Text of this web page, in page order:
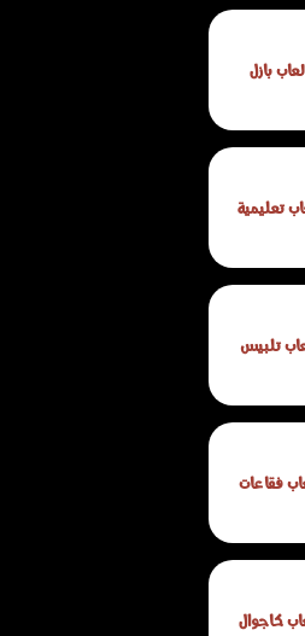
بازل
تعليمية
تلبيس
فقاعات
كاجوال